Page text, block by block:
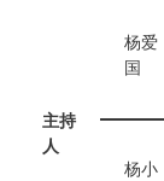
主持
人
杨爱
国
杨小